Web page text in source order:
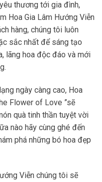
thương tới gia đình,
Hoa Gia Lâm Hướng Viễn
hàng, chúng tôi luôn
sắc nhất để sáng tạo
lãng hoa độc đáo và mới
ngày càng cao, Hoa
Flower of Love ”sẽ
quà tinh thần tuyệt vời
nào hãy cùng ghé đến
phá những bó hoa đẹp
Viễn chúng tôi sẽ